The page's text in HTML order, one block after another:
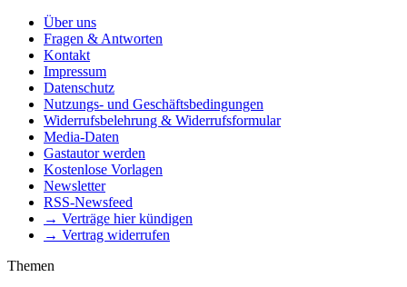
Über uns
Fragen & Antworten
Kontakt
Impressum
Datenschutz
Nutzungs- und Geschäftsbedingungen
Widerrufsbelehrung & Widerrufsformular
Media-Daten
Gastautor werden
Kostenlose Vorlagen
Newsletter
RSS-Newsfeed
→ Verträge hier kündigen
→ Vertrag widerrufen
Themen